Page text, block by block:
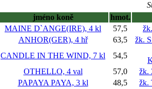
jméno koně
hmot.
MAINE D`ANGE(IRE), 4 kl 57,5
ANHOR(GER), 4 hř 63,5
žk.
CANDLE IN THE WIND, 7 kl 54,5
OTHELLO, 4 val 57,0
žk.
PAPAYA PAYA, 3 kl 48,5
žk.